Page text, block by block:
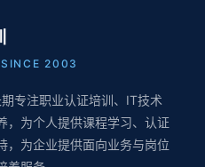
SINCE 2003
专注职业认证培训、IT技术
，为个人提供课程学习、认证
，为企业提供面向业务与岗位